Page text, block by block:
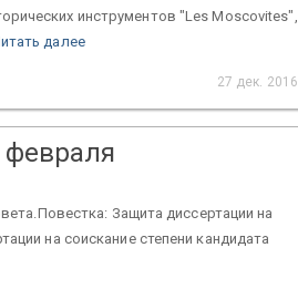
инструментов "Les Moscovites",
далее
27 дек. 2016
февраля
Защита диссертации на
на соискание степени кандидата